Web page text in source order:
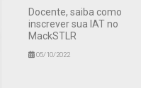
Docente, saiba como
inscrever sua IAT no
MackSTLR
05/10/2022